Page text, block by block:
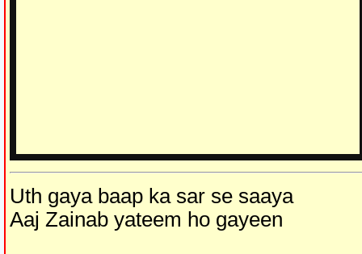
Uth gaya baap ka sar se saaya
Aaj Zainab yateem ho gayeen